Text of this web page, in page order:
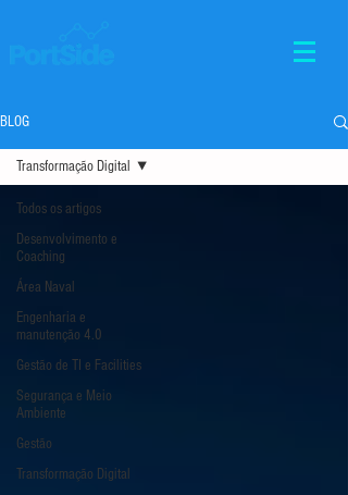
BLOG
Todos os artigos
Desenvolvimento e
Coaching
Área Naval
Engenharia e
manutenção 4.0
Gestão de TI e Facilities
Segurança e Meio
Ambiente
Gestão
Transformação Digital
Transformação Digital